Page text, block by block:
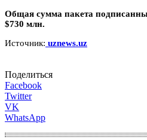
Общая сумма пакета
$730 млн.
Источник: uznews.uz
Поделиться
Facebook
Twitter
VK
WhatsApp